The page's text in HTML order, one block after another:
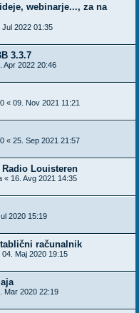
webinarje..., za na
Jul 2022 01:35
3.3.7
Apr 2022 20:46
« 09. Nov 2021 11:21
« 25. Sep 2021 21:57
Louisteren
« 16. Avg 2021 14:35
2020 15:19
računalnik
04. Maj 2020 19:15
Mar 2020 22:19